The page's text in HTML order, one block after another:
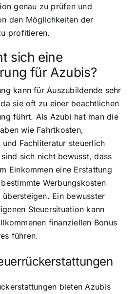
genau zu prüfen und
den Möglichkeiten der
profitieren.
sich eine
für Azubis?
kann für Auszubildende sehr
sie oft zu einer beachtlichen
führt. Als Azubi hat man die
wie Fahrtkosten,
Fachliteratur steuerlich
sich nicht bewusst, dass
Einkommen eine Erstattung
Werbungskosten
Ein bewusster
Steuersituation kann
finanziellen Bonus
führen.
bieten Azubis